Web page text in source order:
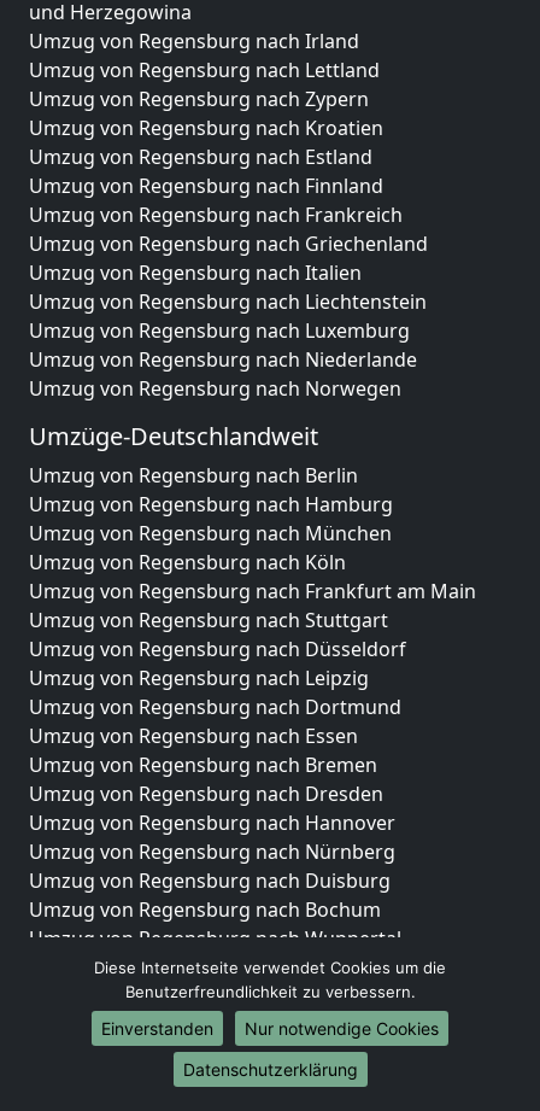
und Herzegowina
Umzug von Regensburg nach Irland
Umzug von Regensburg nach Lettland
Umzug von Regensburg nach Zypern
Umzug von Regensburg nach Kroatien
Umzug von Regensburg nach Estland
Umzug von Regensburg nach Finnland
Umzug von Regensburg nach Frankreich
Umzug von Regensburg nach Griechenland
Umzug von Regensburg nach Italien
Umzug von Regensburg nach Liechtenstein
Umzug von Regensburg nach Luxemburg
Umzug von Regensburg nach Niederlande
Umzug von Regensburg nach Norwegen
Umzüge-Deutschlandweit
Umzug von Regensburg nach Berlin
Umzug von Regensburg nach Hamburg
Umzug von Regensburg nach München
Umzug von Regensburg nach Köln
Umzug von Regensburg nach Frankfurt am Main
Umzug von Regensburg nach Stuttgart
Umzug von Regensburg nach Düsseldorf
Umzug von Regensburg nach Leipzig
Umzug von Regensburg nach Dortmund
Umzug von Regensburg nach Essen
Umzug von Regensburg nach Bremen
Umzug von Regensburg nach Dresden
Umzug von Regensburg nach Hannover
Umzug von Regensburg nach Nürnberg
Umzug von Regensburg nach Duisburg
Umzug von Regensburg nach Bochum
Umzug von Regensburg nach Wuppertal
Umzug von Regensburg nach Bielefeld
Umzug von Regensburg nach Bonn
Umzug von Regensburg nach Münster
Internationale-Umzüge
Diese Internetseite verwendet Cookies um die
Benutzerfreundlichkeit zu verbessern.
Einverstanden
Nur notwendige Cookies
Datenschutzerklärung